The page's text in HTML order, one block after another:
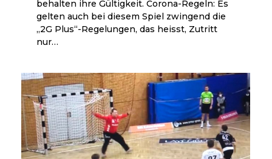
behalten ihre Gültigkeit. Corona-Regeln: Es
gelten auch bei diesem Spiel zwingend die
„2G Plus“-Regelungen, das heisst, Zutritt
nur…